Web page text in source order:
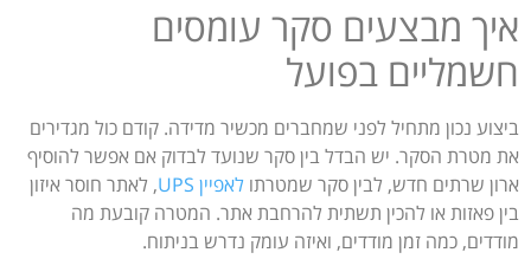
איך מבצעים סקר עומסים
חשמליים בפועל
ביצוע נכון מתחיל לפני שמחברים מכשיר מדידה. קודם כול מגדירים
את מטרת הסקר. יש הבדל בין סקר שנועד לבדוק אם אפשר להוסיף
ארון שרתים חדש, לבין סקר שמטרתו לאפיין UPS
, לאתר חוסר איזון
בין פאזות או להכין תשתית להרחבת אתר. המטרה קובעת מה
מודדים, כמה זמן מודדים, ואיזה עומק נדרש בניתוח.